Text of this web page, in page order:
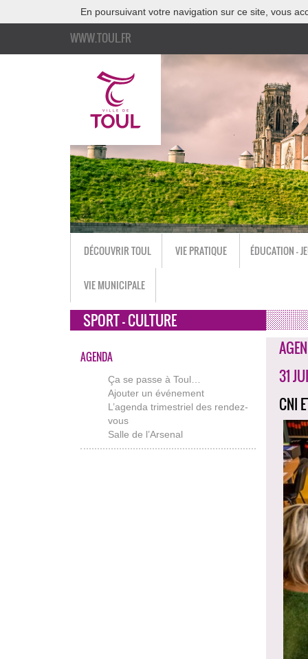
En poursuivant votre navigation sur ce site, vous
WWW.TOUL.FR
DÉCOUVRIR TOUL VIE PRATIQUE ÉDUCATION -
VIE MUNICIPALE
SPORT - CULTURE
AGENDA
Ça se passe à Toul…
Ajouter un événement
L’agenda trimestriel des rendez-
vous
Salle de l’Arsenal
31
CNI